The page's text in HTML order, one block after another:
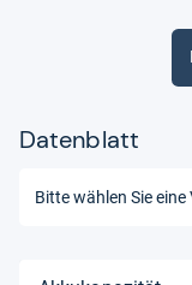
Datenblatt